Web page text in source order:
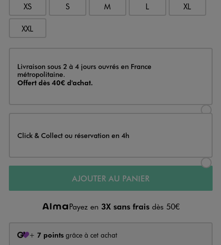
XS S M L XL
XXL
Livraison
Livraison sous 2 à 4 jours ouvrés en France
métropolitaine.
Offert dès 40€ d'achat.
Click & Collect ou réservation en 4h
AJOUTER AU PANIER
Payez en 3X sans frais dès 50€
+ 7 points grâce à cet achat